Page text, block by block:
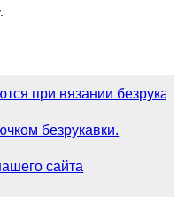
при вязании
безрукавки.
сайта